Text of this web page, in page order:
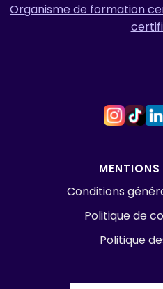
Organisme de formation
MENTIONS
Conditions
Politique de
Politique